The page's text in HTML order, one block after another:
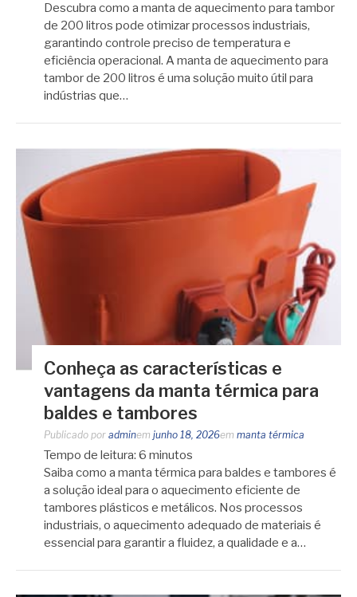
Descubra como a manta de aquecimento para tambor
de 200 litros pode otimizar processos industriais,
garantindo controle preciso de temperatura e
eficiência operacional. A manta de aquecimento para
tambor de 200 litros é uma solução muito útil para
indústrias que…
Conheça as características e
vantagens da manta térmica para
baldes e tambores
Publicado por adminem junho 18, 2026em manta térmica
Tempo de leitura: 6 minutos
Saiba como a manta térmica para baldes e tambores é
a solução ideal para o aquecimento eficiente de
tambores plásticos e metálicos. Nos processos
industriais, o aquecimento adequado de materiais é
essencial para garantir a fluidez, a qualidade e a…